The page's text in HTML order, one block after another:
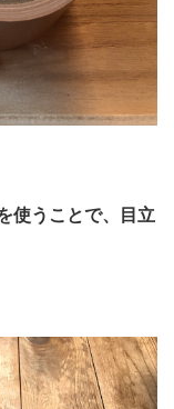
使うことで、目立